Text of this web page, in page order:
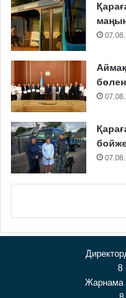
8
Жарнама